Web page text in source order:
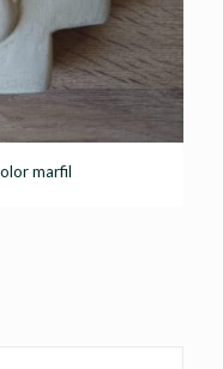
marfil